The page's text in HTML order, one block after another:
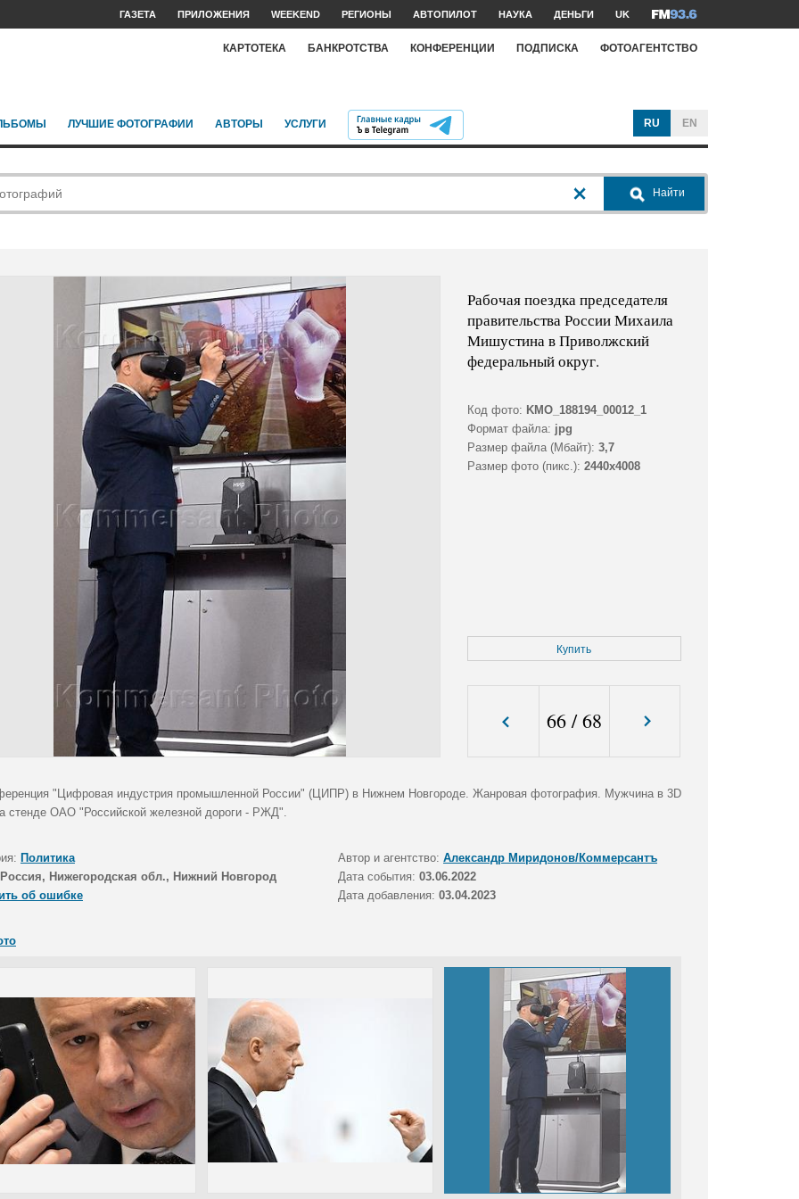
ГАЗЕТА ПРИЛОЖЕНИЯ WEEKEND РЕГИОНЫ АВТОПИЛОТ НАУКА ДЕНЬГИ UK
КАРТОТЕКА БАНКРОТСТВА КОНФЕРЕНЦИИ ПОДПИСКА ФОТОАГЕНТСТВО
ЛУЧШИЕ ФОТОГРАФИИ АВТОРЫ УСЛУГИ RU EN
Найти
Рабочая поездка председателя
правительства России Михаила
Мишустина в Приволжский
федеральный округ.
Код фото: KMO_188194_00012_1
Формат файла: jpg
Размер файла (Мбайт): 3,7
Размер фото (пикс.): 2440x4008
Купить
66/68
"Цифровая индустрия промышленной России" (ЦИПР) в Нижнем Новгороде. Жанровая фотография. Мужчина в 3D
стенде ОАО "Российской железной дороги - РЖД".
Политика Автор и агентство: Александр Миридонов/Коммерсантъ
Россия, Нижегородская обл., Нижний Новгород Дата события: 03.06.2022
об ошибке
Дата добавления: 03.04.2023